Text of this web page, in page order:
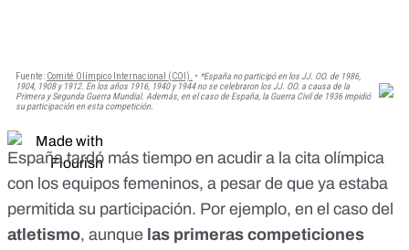
España tardó más tiempo en acudir a la cita olímpica
con los equipos femeninos, a pesar de que ya estaba
permitida su participación. Por ejemplo, en el caso del
atletismo, aunque las primeras competiciones